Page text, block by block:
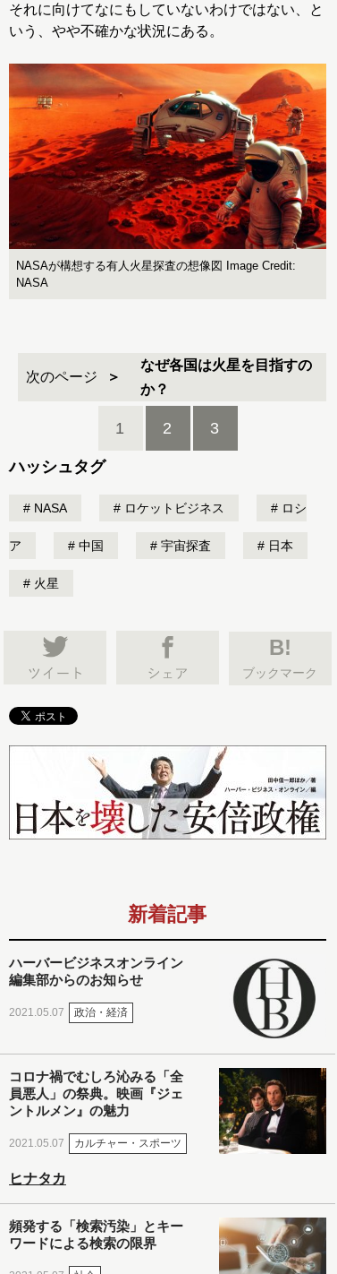
それに向けてなにもしていないわけではない、と
いう、やや不確かな状況にある。
NASAが構想する有人火星探査の想像図 Image Credit:
NASA
次のページ
なぜ各国は火星を目指すの
か？
1 2 3
ハッシュタグ
NASA ロケットビジネス ロシ
ア 中国 宇宙探査 日本
火星
B!
ブックマーク
新着記事
ハーバービジネスオンライン
編集部からのお知らせ
2021.05.07 政治・経済
コロナ禍でむしろ沁みる「全
員悪人」の祭典。映画『ジェ
ントルメン』の魅力
2021.05.07 カルチャー・スポーツ
ヒナタカ
頻発する「検索汚染」とキー
ワードによる検索の限界